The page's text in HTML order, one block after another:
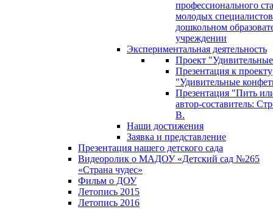
профессионального
молодых
дошкольном
учреждении
Экспериментальная деятельность
Проект
Презентация к проекту
"Удивительные
Презентация "Пить
автор-составитель:
В.
Наши достижения
Заявка и представление
Презентация нашего детского сада
Видеоролик о МАДОУ «Детский сад №265
«Страна чудес»
Фильм о ДОУ
Летопись 2015
Летопись 2016